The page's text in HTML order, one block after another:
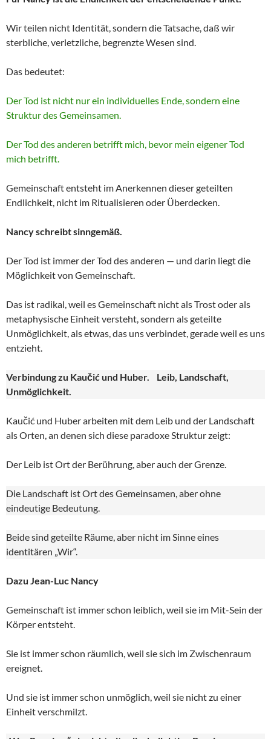
Wir teilen nicht Identität, sondern die Tatsache, daß wir
sterbliche, verletzliche, begrenzte Wesen sind.
Das bedeutet:
Der Tod ist nicht nur ein individuelles Ende, sondern eine
Struktur des Gemeinsamen.
Der Tod des anderen betrifft mich, bevor mein eigener Tod
mich betrifft.
Gemeinschaft entsteht im Anerkennen dieser geteilten
Endlichkeit, nicht im Ritualisieren oder Überdecken.
Nancy schreibt sinngemäß.
Der Tod ist immer der Tod des anderen — und darin liegt die
Möglichkeit von Gemeinschaft.
Das ist radikal, weil es Gemeinschaft nicht als Trost oder als
metaphysische Einheit versteht, sondern als geteilte
Unmöglichkeit, als etwas, das uns verbindet, gerade weil es uns
entzieht.
Verbindung zu Kaučić und Huber. Leib, Landschaft,
Unmöglichkeit.
Kaučić und Huber arbeiten mit dem Leib und der Landschaft
als Orten, an denen sich diese paradoxe Struktur zeigt:
Der Leib ist Ort der Berührung, aber auch der Grenze.
Die Landschaft ist Ort des Gemeinsamen, aber ohne
eindeutige Bedeutung.
Beide sind geteilte Räume, aber nicht im Sinne eines
identitären „Wir“.
Dazu Jean-Luc Nancy
Gemeinschaft ist immer schon leiblich, weil sie im Mit-Sein der
Körper entsteht.
Sie ist immer schon räumlich, weil sie sich im Zwischenraum
ereignet.
Und sie ist immer schon unmöglich, weil sie nicht zu einer
Einheit verschmilzt.